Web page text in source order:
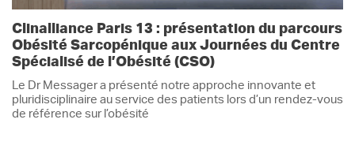
Clinalliance Paris 13 : présentation du parcours
Obésité Sarcopénique aux Journées du Centre
Spécialisé de l’Obésité (CSO)
Le Dr Messager a présenté notre approche innovante et
pluridisciplinaire au service des patients lors d’un rendez-vous
de référence sur l’obésité